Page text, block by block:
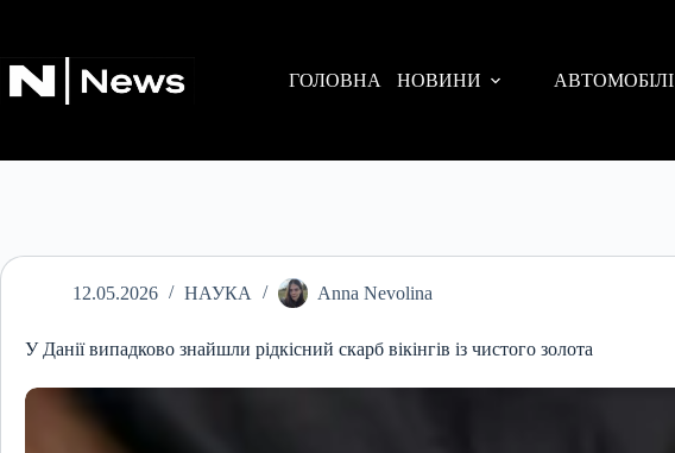
ГОЛОВНА
НОВИНИ АВТОМОБІЛІ
12.05.2026 НАУКА Anna Nevolina
У Данії випадково знайшли рідкісний скарб вікінгів із чистого золота